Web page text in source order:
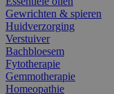
Gewrichten & spieren
Huidverzorging
Verstuiver
Bachbloesem
Fytotherapie
Gemmotherapie
Homeopathie